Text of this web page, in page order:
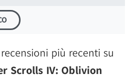
più recenti su
Scrolls IV: Oblivion